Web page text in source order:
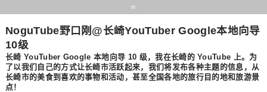
=
NoguTube野口刚@长崎YouTuber Google本地向导
10级
长崎 YouTuber Google 本地向导 10 级，我在长崎的 YouTube 上。为
了以我们自己的方式让长崎市活跃起来，我们将发布各种主题的信息，从
长崎市的美食到喜欢的事物和活动，甚至全国各地的旅行目的地和旅游景
点！